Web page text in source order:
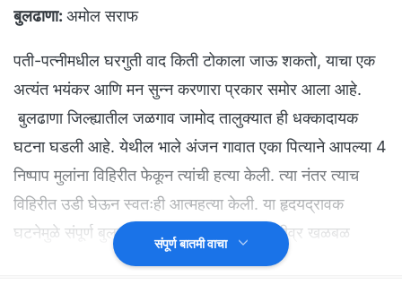
बुलढाणा: अमोल सराफ
पती-पत्नीमधील घरगुती वाद किती टोकाला जाऊ शकतो, याचा एक
अत्यंत भयंकर आणि मन सुन्न करणारा प्रकार समोर आला आहे.
बुलढाणा जिल्ह्यातील जळगाव जामोद तालुक्यात ही धक्कादायक
घटना घडली आहे. येथील भाले अंजन गावात एका पित्याने आपल्या 4
निष्पाप मुलांना विहिरीत फेकून त्यांची हत्या केली. त्या नंतर त्याच
विहिरीत उडी घेऊन स्वतःही आत्महत्या केली. या हृदयद्रावक
घटनेमुळे संपूर्ण बुलढाणा जिल्ह्यासह महाराष्ट्रात तीव्र खळबळ
उडाली आहे. विजय किराडिया असे आत्महत्या केलेल्या वडिलांचे नाव
संपूर्ण बातमी वाचा